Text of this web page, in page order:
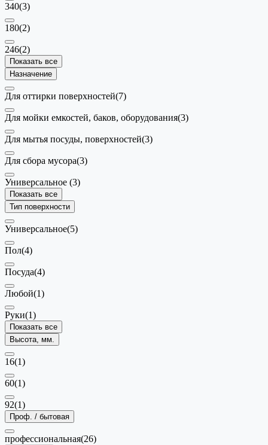
340(3)
180(2)
246(2)
Показать все
Назначение
Для оттирки поверхностей(7)
Для мойки емкостей, баков, оборудования(3)
Для мытья посуды, поверхностей(3)
Для сбора мусора(3)
Универсальное (3)
Показать все
Тип поверхности
Универсальное(5)
Пол(4)
Посуда(4)
Любой(1)
Руки(1)
Показать все
Высота, мм.
16(1)
60(1)
92(1)
Проф. / бытовая
профессиональная(26)